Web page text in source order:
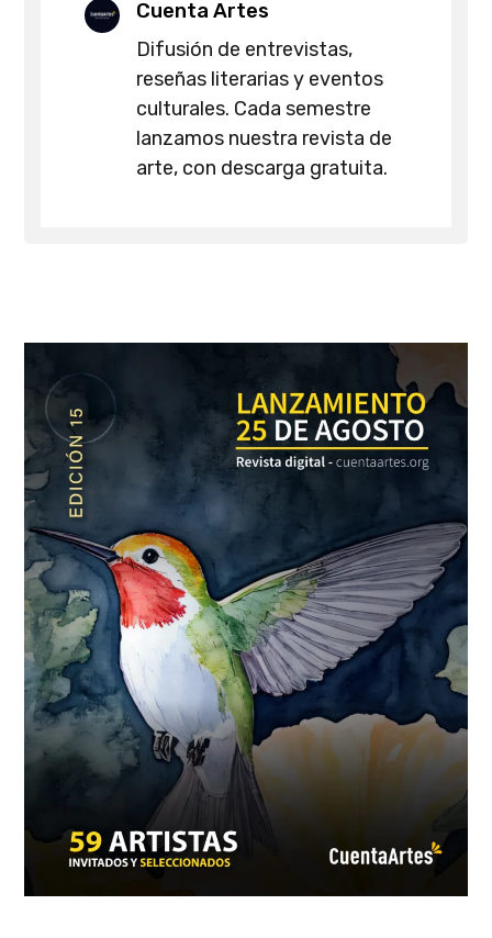
Cuenta Artes
Difusión de entrevistas,
reseñas literarias y eventos
culturales. Cada semestre
lanzamos nuestra revista de
arte, con descarga gratuita.